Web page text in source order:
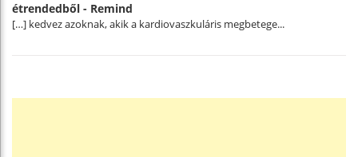
étrendedből - Remind
[…] kedvez azoknak, akik a kardiovaszkuláris megbetege...